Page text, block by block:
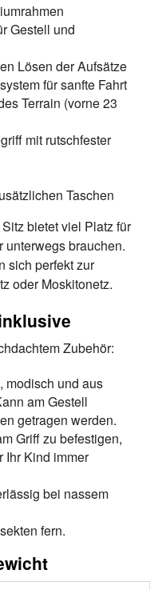
Gestell und
Lösen der Aufsätze
für sanfte Fahrt
Terrain (vorne 23
mit rutschfester
Taschen
bietet viel Platz für
unterwegs brauchen.
sich perfekt zur
oder Moskitonetz.
Zubehör:
modisch und aus
am Gestell
getragen werden.
Griff zu befestigen,
Ihr Kind immer
bei nassem
fern.